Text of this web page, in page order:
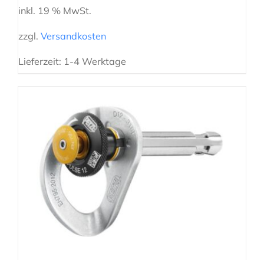
inkl. 19 % MwSt.
zzgl. Versandkosten
Lieferzeit: 1-4 Werktage
IN DEN WARENKORB